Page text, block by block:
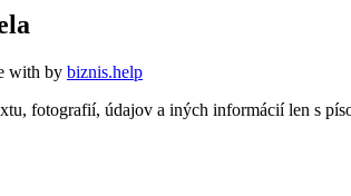
with by biznis.help
fotografií, údajov a iných informácií len s